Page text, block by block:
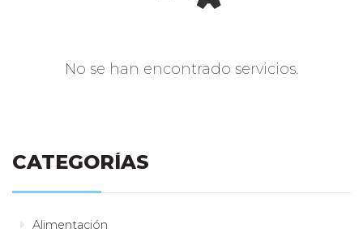
No se han encontrado servicios.
CATEGORÍAS
Alimentación